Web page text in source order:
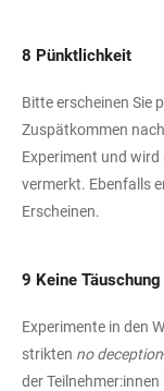
8 Pünktlichkeit
Bitte erscheinen Sie
Zuspätkommen
Experiment und
vermerkt. Ebenfalls
Erscheinen.
9 Keine Täuschung
Experimente in den
strikten no deception
der